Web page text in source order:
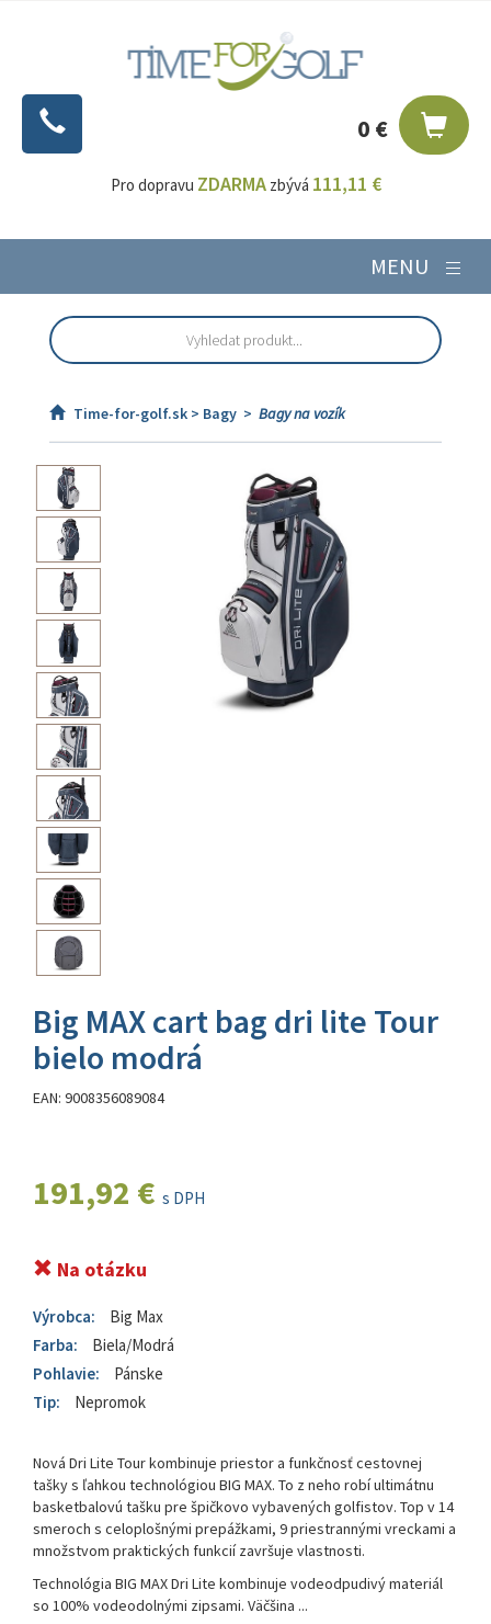
0 €
Pro dopravu ZDARMAzbývá 111,11 €
MENU
Time-for-golf.sk > Bagy > Bagy na vozík
Big MAX cart bag dri lite Tour
bielo modrá
EAN: 9008356089084
191,92 € s DPH
Na otázku
Výrobca:
Big Max
Farba:
Biela/Modrá
Pohlavie:
Pánske
Tip:
Nepromok
Nová Dri Lite Tour kombinuje priestor a funkčnosť cestovnej
tašky s ľahkou technológiou BIG MAX. To z neho robí ultimátnu
basketbalovú tašku pre špičkovo vybavených golfistov. Top v 14
smeroch s celoplošnými prepážkami, 9 priestrannými vreckami a
množstvom praktických funkcií završuje vlastnosti.
Technológia BIG MAX Dri Lite kombinuje vodeodpudivý materiál
so 100% vodeodolnými zipsami. Väčšina ...